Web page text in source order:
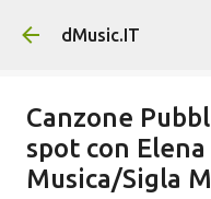
Passa ai
dMusic.IT
Canzone
spot con
Musica/Sigla